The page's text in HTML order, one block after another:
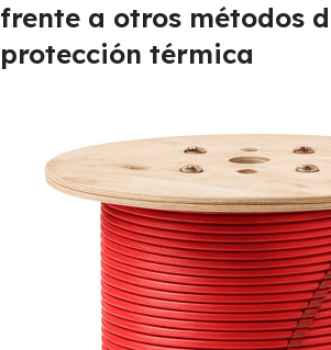
frente a otros métodos
protección térmica